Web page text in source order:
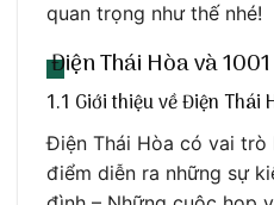
quan trọng như thế nhé!
Điện Thái Hòa và
1.1 Giới thiệu về Điện Thái
Điện Thái Hòa có vai
điểm diễn ra những sự